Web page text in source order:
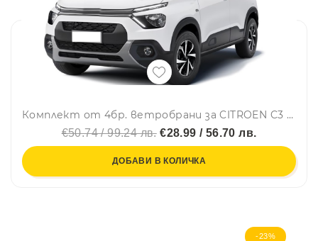
Комплект от 4бр. ветробрани за CITROEN C3 IV 2024+
€50.74 / 99.24 лв.€28.99 / 56.70 лв.
ДОБАВИ В КОЛИЧКА
-23%